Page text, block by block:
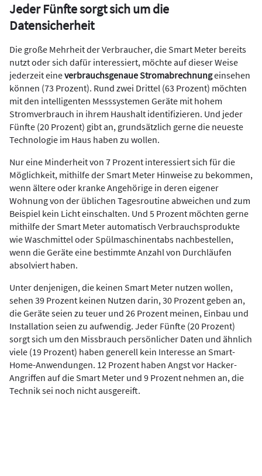
Jeder Fünfte sorgt sich um die
Datensicherheit
Die große Mehrheit der Verbraucher, die Smart Meter bereits
nutzt oder sich dafür interessiert, möchte auf dieser Weise
jederzeit eineverbrauchsgenaue Stromabrechnungeinsehen
können (73 Prozent). Rund zwei Drittel (63 Prozent) möchten
mit den intelligenten Messsystemen Geräte mit hohem
Stromverbrauch in ihrem Haushalt identifizieren. Und jeder
Fünfte (20 Prozent) gibt an, grundsätzlich gerne die neueste
Technologie im Haus haben zu wollen.
Nur eine Minderheit von 7 Prozent interessiert sich für die
Möglichkeit, mithilfe der Smart Meter Hinweise zu bekommen,
wenn ältere oder kranke Angehörige in deren eigener
Wohnung von der üblichen Tagesroutine abweichen und zum
Beispiel kein Licht einschalten. Und 5 Prozent möchten gerne
mithilfe der Smart Meter automatisch Verbrauchsprodukte
wie Waschmittel oder Spülmaschinentabs nachbestellen,
wenn die Geräte eine bestimmte Anzahl von Durchläufen
absolviert haben.
Unter denjenigen, die keinen Smart Meter nutzen wollen,
sehen 39 Prozent keinen Nutzen darin, 30 Prozent geben an,
die Geräte seien zu teuer und 26 Prozent meinen, Einbau und
Installation seien zu aufwendig. Jeder Fünfte (20 Prozent)
sorgt sich um den Missbrauch persönlicher Daten und ähnlich
viele (19 Prozent) haben generell kein Interesse an Smart-
Home-Anwendungen. 12 Prozent haben Angst vor Hacker-
Angriffen auf die Smart Meter und 9 Prozent nehmen an, die
Technik sei noch nicht ausgereift.